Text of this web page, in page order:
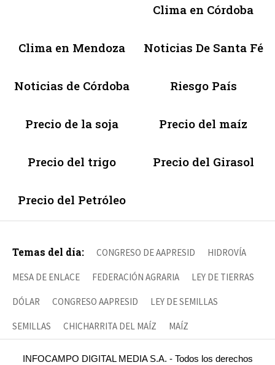
Clima en Córdoba
Clima en Mendoza Noticias De Santa Fé
Noticias de Córdoba Riesgo País
Precio de la soja Precio del maíz
Precio del trigo Precio del Girasol
Precio del Petróleo
Temas del día: CONGRESO DE AAPRESID HIDROVÍA
MESA DE ENLACE FEDERACIÓN AGRARIA LEY DE TIERRAS
DÓLAR CONGRESO AAPRESID LEY DE SEMILLAS
SEMILLAS CHICHARRITA DEL MAÍZ MAÍZ
INFOCAMPO DIGITAL MEDIA S.A. - Todos los derechos